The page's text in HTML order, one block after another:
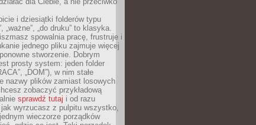
i dziesiątki folderów typu
„ważne”, „do druku” to klasyka.
spowalnia pracę, frustruje i
jednego pliku zajmuje więcej
stworzenie. Dobrym
prosty system: jeden folder
„DOM”), w nim stałe
nazwy plików zamiast losowych
zobaczyć przykładową
sprawdź tutaj i od razu
wyrzucasz z pulpitu wszystko,
wieczorze porządków